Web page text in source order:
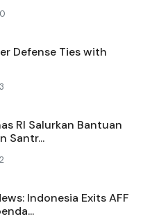
Defense Ties with
RI Salurkan Bantuan
Santr...
Indonesia Exits AFF